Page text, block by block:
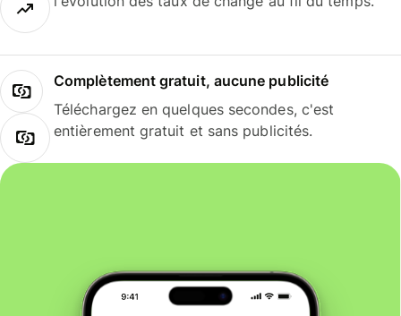
Complètement gratuit, aucune publicité
Téléchargez en quelques secondes, c'est
entièrement gratuit et sans publicités.